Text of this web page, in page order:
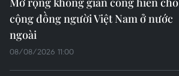
cộng đồng người Việt Nam ở nước
ngoài
08/08/2026 11:00